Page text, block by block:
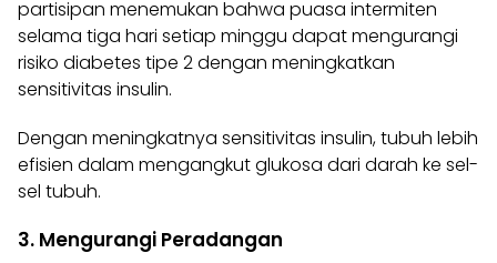
partisipan menemukan bahwa puasa intermiten
selama tiga hari setiap minggu dapat mengurangi
risiko diabetes tipe 2 dengan meningkatkan
sensitivitas insulin.
Dengan meningkatnya sensitivitas insulin, tubuh lebih
efisien dalam mengangkut glukosa dari darah ke sel-
sel tubuh.
3. Mengurangi Peradangan